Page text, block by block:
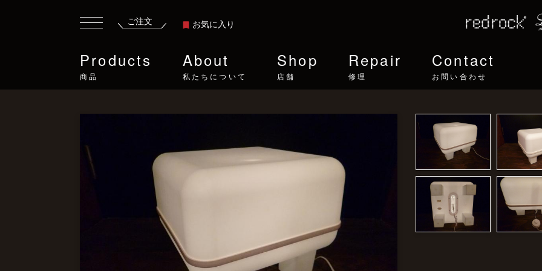
ご注文 お気に入り
Products
商品
About
私たちについて
Shop
店舗
Repair
修理
Contact
お問い合わせ